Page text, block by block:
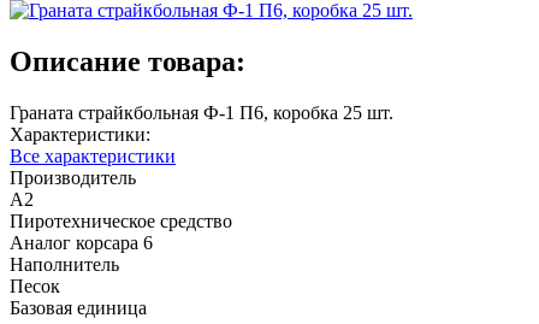
Описание товара:
Граната страйкбольная Ф-1 П6, коробка 25 шт.
Характеристики:
Все характеристики
Производитель
A2
Пиротехническое средство
Аналог корсара 6
Наполнитель
Песок
Базовая единица